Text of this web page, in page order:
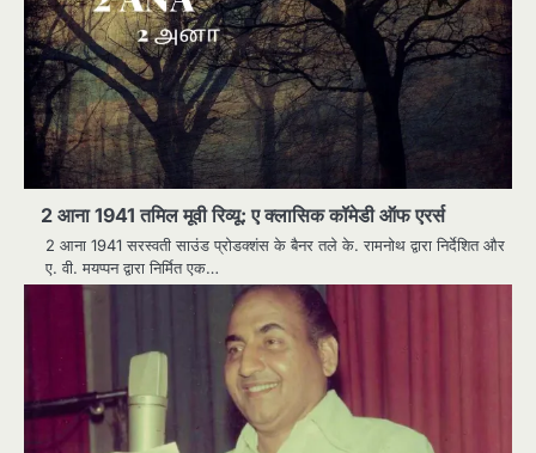
2 आना 1941 तमिल मूवी रिव्यू: ए क्लासिक कॉमेडी ऑफ एरर्स
2 आना 1941 सरस्वती साउंड प्रोडक्शंस के बैनर तले के. रामनोथ द्वारा निर्देशित और
ए. वी. मयप्पन द्वारा निर्मित एक…